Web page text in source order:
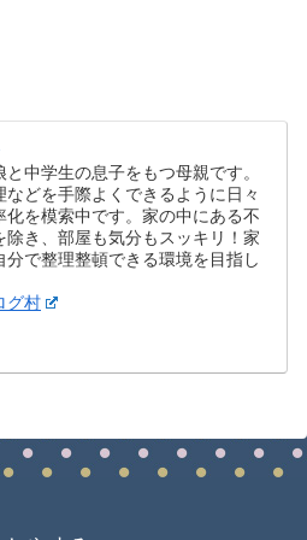
と中学生の息子をもつ母親です。
などを手際よくできるように日々
化を模索中です。家の中にある不
除き、部屋も気分もスッキリ！家
分で整理整頓できる環境を目指し
グ村